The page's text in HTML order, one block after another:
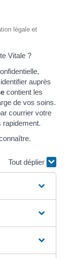
légale et
Vitale ?
auprès
contient les
de vos soins.
courrier votre
rapidement.
Tout déplier